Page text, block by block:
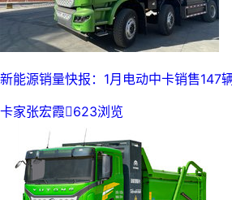
新能源销量快报：1月电动中卡销售147
卡家张宏霞623浏览